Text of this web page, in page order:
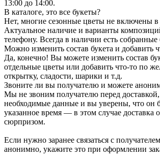
13:00 до 14:00.
В каталоге, это все букеты?
Нет, многие сезонные цветы не включены в
Актуальное наличие и варианты
телефону. Всегда в наличии есть собранные
Можно изменить состав букета и добавить
Да, конечно! Вы можете изменить состав
отдельные цветы или добавить что-то по
открытку, сладости, шарики и т.д.
Звоните ли вы получателю и можете
Мы не звоним получателю перед доставкой,
необходимые данные и вы уверены, что он
указанное время — в этом случае доставка
сюрпризом.
Если нужно заранее связаться с
анонимно, укажите это при оформлении